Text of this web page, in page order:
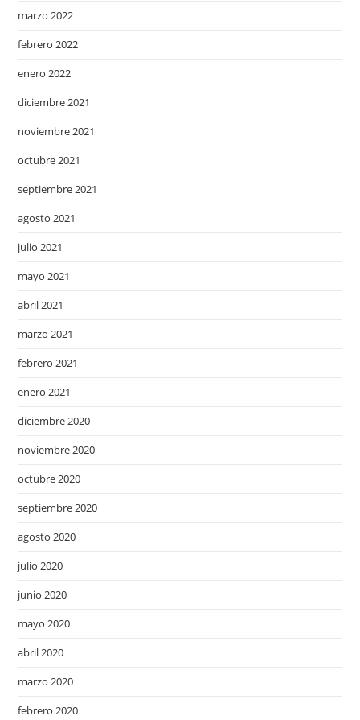
marzo 2022
febrero 2022
enero 2022
diciembre 2021
noviembre 2021
octubre 2021
septiembre 2021
agosto 2021
julio 2021
mayo 2021
abril 2021
marzo 2021
febrero 2021
enero 2021
diciembre 2020
noviembre 2020
octubre 2020
septiembre 2020
agosto 2020
julio 2020
junio 2020
mayo 2020
abril 2020
marzo 2020
febrero 2020